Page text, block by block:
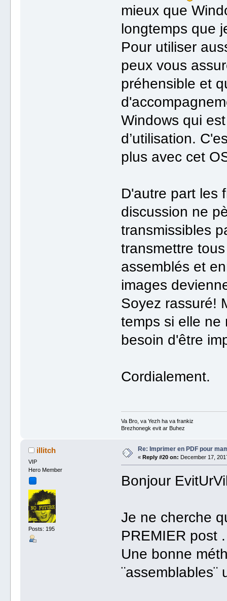
mieux que
longtemps que
Pour utiliser
peux vous
préhensible et
Windows qui
d’utilisation.
plus avec cet
D'autre part les
discussion ne
transmissibles
transmettre
assemblés et
images
Soyez rassuré!
temps si elle ne
besoin d'être
Cordialement.
Va Bro, va Yezh ha va frankiz
Brezhonegk evit ar Buhez
illitch
VIP
Hero Member
Posts: 195
Re: Imprimer en PDF pour
« Reply #20 on: December 17,
Bonjour
Je ne cherche
PREMIER post .
Une bonne
¨assemblables¨